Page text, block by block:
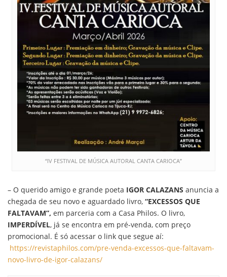
“IV FESTIVAL DE MÚSICA AUTORAL CANTA CARIOCA”
– O querido amigo e grande poeta IGOR CALAZANS anuncia a
chegada de seu novo e aguardado livro, “EXCESSOS QUE
FALTAVAM”, em parceria com a Casa Philos. O livro,
IMPERDÍVEL, já se encontra em pré-venda, com preço
promocional. É só acessar o link que segue aí:
https://revistaphilos.com/pre-venda-excessos-que-faltavam-
novo-livro-de-igor-calazans/